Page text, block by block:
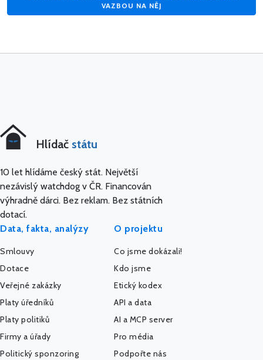
VAZBOU NA NĚJ
Hlídač státu
10 let hlídáme český stát. Největší
nezávislý watchdog v ČR. Financován
výhradně dárci. Bez reklam. Bez státních
dotací.
Data, fakta, analýzy
Smlouvy
Dotace
Veřejné zakázky
Platy úředníků
Platy politiků
Firmy a úřady
Politický sponzoring
O projektu
Co jsme dokázali!
Kdo jsme
Etický kodex
API a data
AI a MCP server
Pro média
Podpořte nás